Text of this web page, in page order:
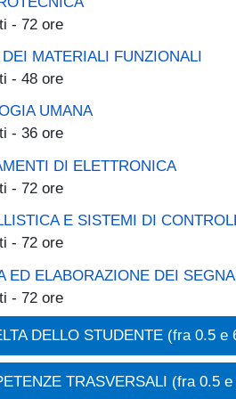
- 72 ore
MATERIALI FUNZIONALI
- 48 ore
UMANA
- 36 ore
DI ELETTRONICA
- 72 ore
E SISTEMI DI
- 72 ore
ED ELABORAZIONE DEI
- 72 ore
DELLO STUDENTE (fra 0.5 e
TRASVERSALI (fra 0.5